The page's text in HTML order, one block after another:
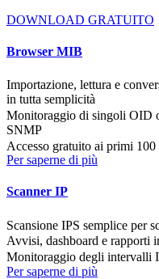
DOWNLOAD GRATUITO
Browser MIB
Importazione, lettura e
in tutta semplicità
Monitoraggio di singoli OID
SNMP
Accesso gratuito ai primi
Per saperne di più
Scanner IP
Scansione IPS semplice per
Avvisi, dashboard e rapporti
Monitoraggio degli intervalli
Per saperne di più